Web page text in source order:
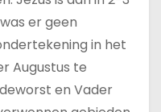
er geen
in het
Augustus te
en Vader